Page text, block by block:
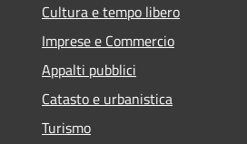
Cultura e tempo libero
Imprese e Commercio
Appalti pubblici
Catasto e urbanistica
Turismo